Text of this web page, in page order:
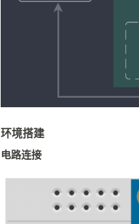
环境搭建
电路连接